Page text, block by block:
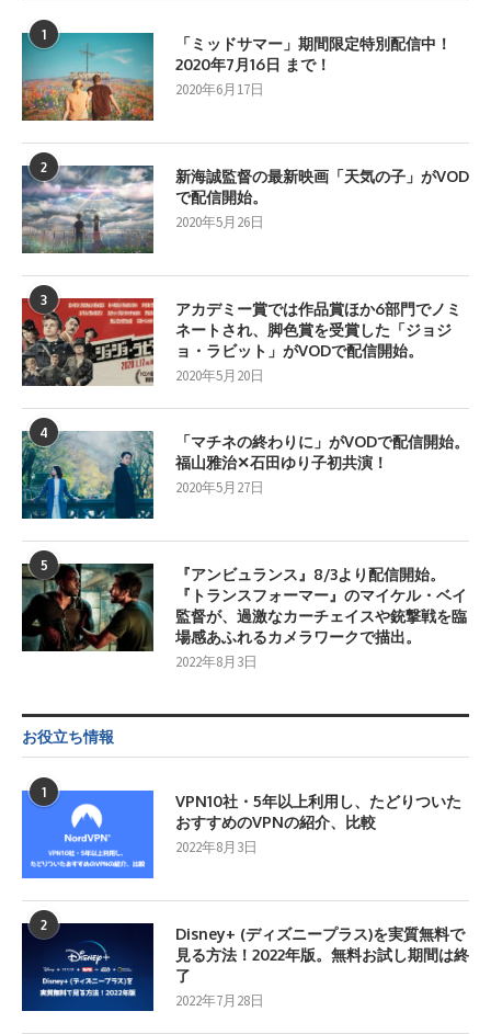
1
「ミッドサマー」期間限定特別配信中！
2020年7月16日 まで！
2020年6月17日
2
新海誠監督の最新映画「天気の子」がVOD
で配信開始。
2020年5月26日
3
アカデミー賞では作品賞ほか6部門でノミ
ネートされ、脚色賞を受賞した「ジョジ
ョ・ラビット」がVODで配信開始。
2020年5月20日
4
「マチネの終わりに」がVODで配信開始。
福山雅治✕石田ゆり子初共演！
2020年5月27日
5
『アンビュランス』8/3より配信開始。
『トランスフォーマー』のマイケル・ベイ
監督が、過激なカーチェイスや銃撃戦を臨
場感あふれるカメラワークで描出。
2022年8月3日
お役立ち情報
1
VPN10社・5年以上利用し、たどりついた
おすすめのVPNの紹介、比較
2022年8月3日
2
Disney+ (ディズニープラス)を実質無料で
見る方法！2022年版。無料お試し期間は終
了
2022年7月28日